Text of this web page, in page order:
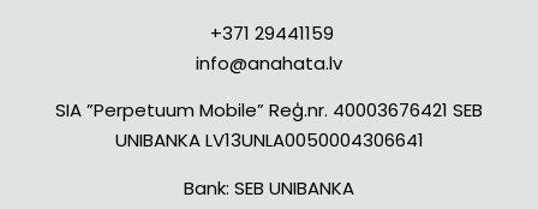
+371 29441159
info@anahata.lv
SIA ”Perpetuum Mobile” Reģ.nr. 40003676421 SEB
UNIBANKA LV13UNLA0050004306641
Bank: SEB UNIBANKA